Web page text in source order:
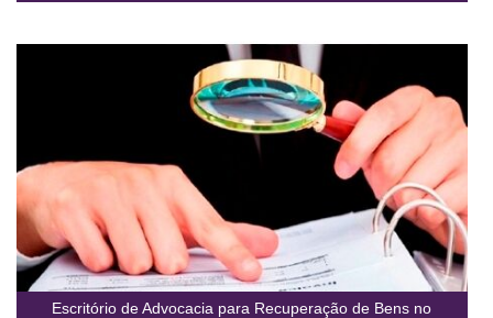
Escritório de Advocacia para Recuperação de Bens no